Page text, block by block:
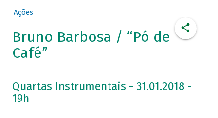
Ações
Bruno Barbosa / “Pó de
Café”
Quartas Instrumentais - 31.01.2018 -
19h